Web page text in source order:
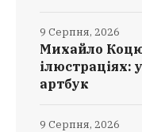
Михайло
ілюстраціях:
артбук
9 Серпня, 2026
9 Серпня, 2026